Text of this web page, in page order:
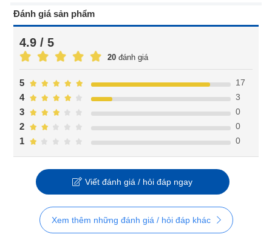
Đánh giá sản phẩm
4.9 / 5
20 đánh giá
1 0
2 0
3 0
4 3
5 17
Viết đánh giá / hỏi đáp ngay
Xem thêm những đánh giá / hỏi đáp khác